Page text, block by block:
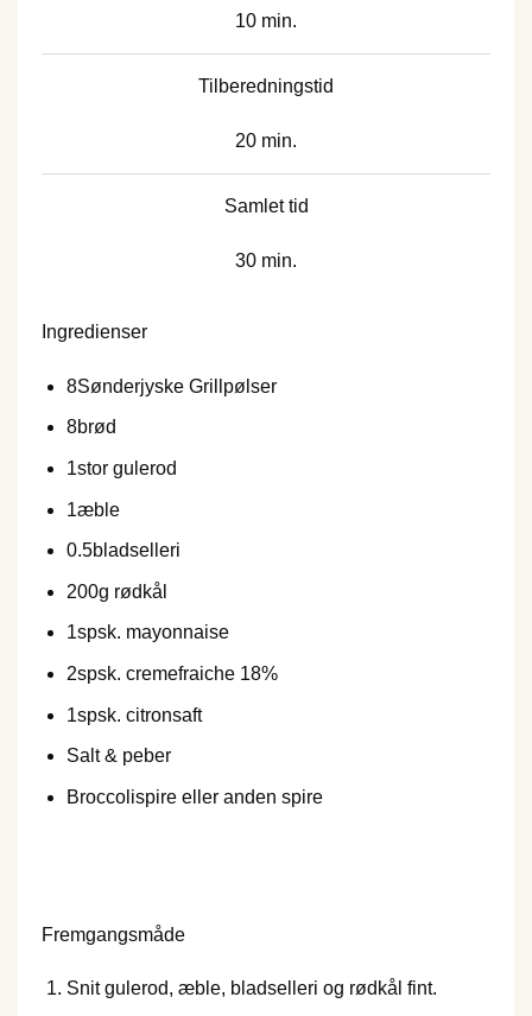
10 min.
Tilberedningstid
20 min.
Samlet tid
30 min.
Ingredienser
8Sønderjyske Grillpølser
8brød
1stor gulerod
1æble
0.5bladselleri
200g rødkål
1spsk. mayonnaise
2spsk. cremefraiche 18%
1spsk. citronsaft
Salt & peber
Broccolispire eller anden spire
Fremgangsmåde
Snit gulerod, æble, bladselleri og rødkål fint.